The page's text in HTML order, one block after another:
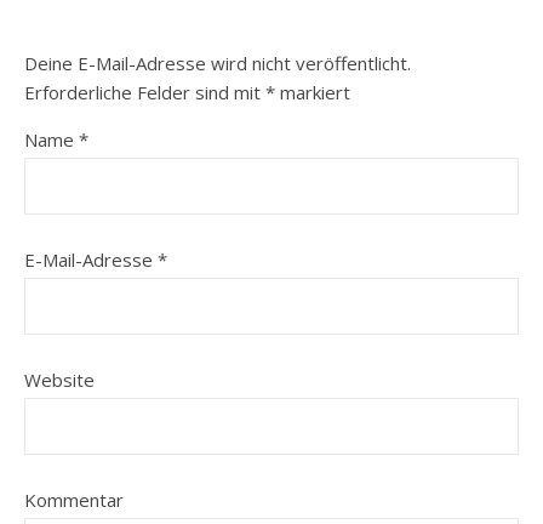
Deine E-Mail-Adresse wird nicht veröffentlicht.
Erforderliche Felder sind mit * markiert
Name *
E-Mail-Adresse *
Website
Kommentar